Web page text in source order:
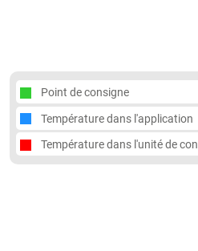
Point de consigne
Température dans l'application
Température dans l'unité de